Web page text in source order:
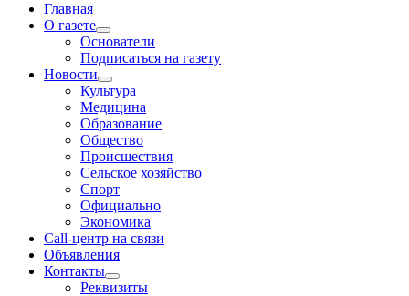
Главная
О газете
Основатели
Подписаться на газету
Новости
Культура
Медицина
Образование
Общество
Происшествия
Сельское хозяйство
Спорт
Официально
Экономика
Call-центр на связи
Объявления
Контакты
Реквизиты